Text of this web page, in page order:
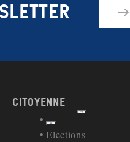
Citoyenne
Afficher
Retour à la navigation
Elections